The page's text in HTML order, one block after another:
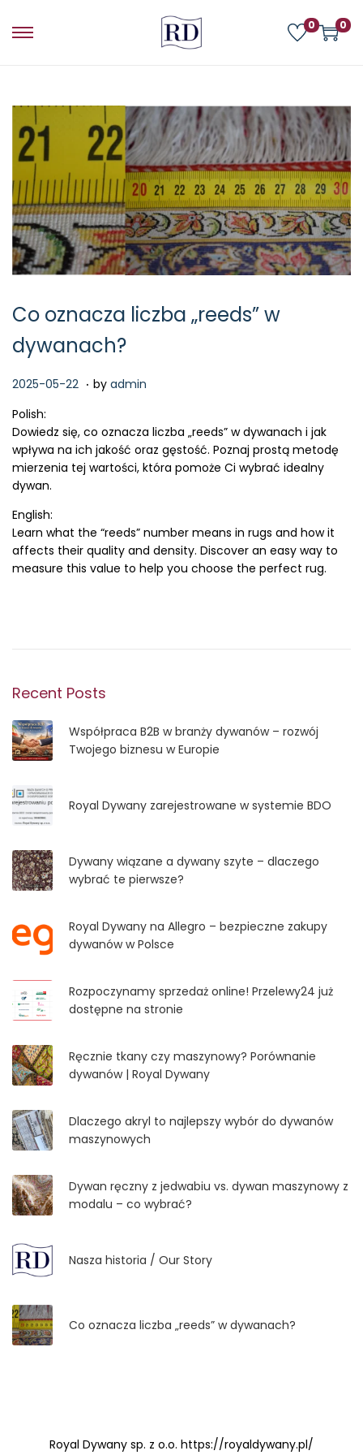
0 0
Co oznacza liczba „reeds” w
dywanach?
P
s
t
e
d
o
n
2025-05-22 2
6
-
0
1
. by admin
Polish:
Dowiedz się, co oznacza liczba „reeds” w dywanach i jak
wpływa na ich jakość oraz gęstość. Poznaj prostą metodę
mierzenia tej wartości, która pomoże Ci wybrać idealny
dywan.
English:
Learn what the “reeds” number means in rugs and how it
affects their quality and density. Discover an easy way to
measure this value to help you choose the perfect rug.
Recent Posts
Współpraca B2B w branży dywanów – rozwój
Twojego biznesu w Europie
Royal Dywany zarejestrowane w systemie BDO
Dywany wiązane a dywany szyte – dlaczego
wybrać te pierwsze?
Royal Dywany na Allegro – bezpieczne zakupy
dywanów w Polsce
Rozpoczynamy sprzedaż online! Przelewy24 już
dostępne na stronie
Ręcznie tkany czy maszynowy? Porównanie
dywanów | Royal Dywany
Dlaczego akryl to najlepszy wybór do dywanów
maszynowych
Dywan ręczny z jedwabiu vs. dywan maszynowy z
modalu – co wybrać?
Nasza historia / Our Story
Co oznacza liczba „reeds” w dywanach?
Royal Dywany sp. z o.o. https://royaldywany.pl/